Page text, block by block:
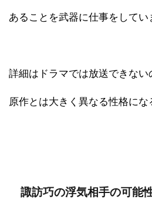
あることを武器に仕事をしてい
詳細はドラマでは放送できない
原作とは大きく異なる性格にな
諏訪巧の浮気相手の可能